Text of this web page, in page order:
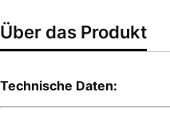
Über das Produkt
Technische Daten: